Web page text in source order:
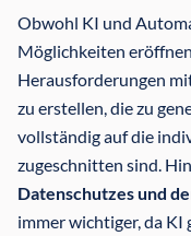
Obwohl KI und
Möglichkeiten
Herausforderungen
zu erstellen, die zu
vollständig auf die
zugeschnitten sind.
Datenschutzes und
immer wichtiger, da